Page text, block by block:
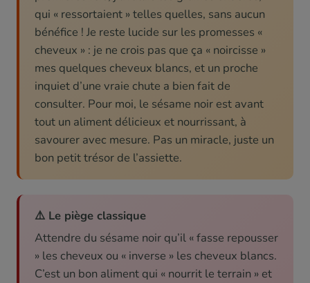
qui « ressortaient » telles quelles, sans aucun
bénéfice ! Je reste lucide sur les promesses «
cheveux » : je ne crois pas que ça « noircisse »
mes quelques cheveux blancs, et un proche
inquiet d’une vraie chute a bien fait de
consulter. Pour moi, le sésame noir est avant
tout un aliment délicieux et nourrissant, à
savourer avec mesure. Pas un miracle, juste un
bon petit trésor de l’assiette.
⚠️ Le piège classique
Attendre du sésame noir qu’il « fasse repousser
» les cheveux ou « inverse » les cheveux blancs.
C’est un bon aliment qui « nourrit le terrain » et